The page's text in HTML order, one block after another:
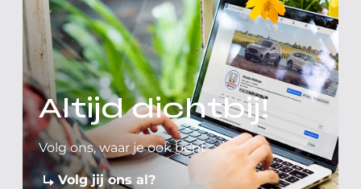
Altijd dichtbij!
Volg ons, waar je ook bent
Volg jij ons al?